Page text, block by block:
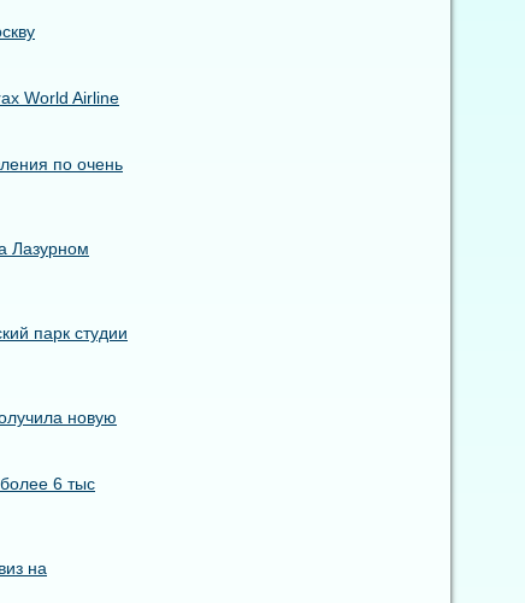
World Airline
по очень
Лазурном
парк студии
новую
6 тыс
на